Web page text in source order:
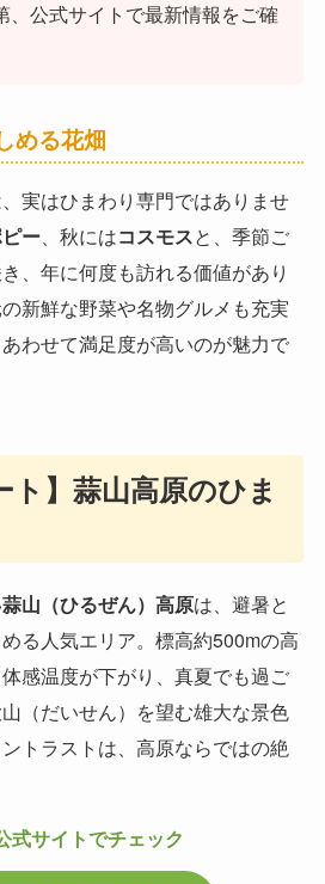
、公式サイトで最新情報をご確
める花畑
実はひまわり専門ではありませ
ー、秋にはコスモスと、季節ご
、年に何度も訪れる価値があり
新鮮な野菜や名物グルメも充実
わせて満足度が高いのが魅力で
ト】蒜山高原のひま
蒜山（ひるぜん）高原は、避暑と
る人気エリア。標高約500mの高
感温度が下がり、真夏でも過ご
（だいせん）を望む雄大な景色
トラストは、高原ならではの絶
式サイトでチェック